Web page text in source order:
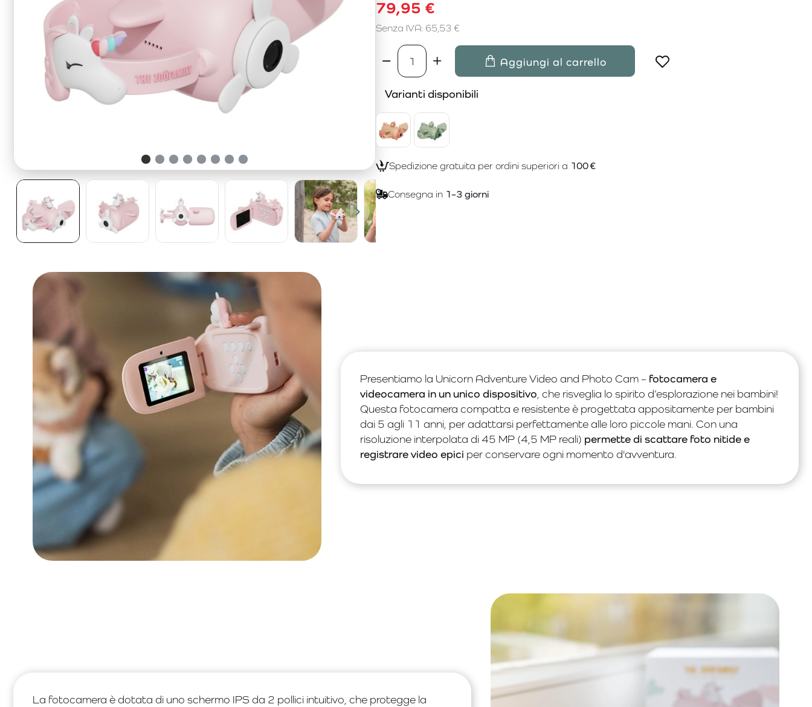
79,95 €
Senza IVA: 65,53 €
Aggiungi al carrello
Varianti disponibili
Spedizione gratuita per ordini superiori a 100 €
Consegna in 1–3 giorni
Presentiamo la Unicorn Adventure Video and Photo Cam – fotocamera e
videocamera in un unico dispositivo , che risveglia lo spirito d’esplorazione nei bambini!
Questa fotocamera compatta e resistente è progettata appositamente per bambini
dai 5 agli 11 anni, per adattarsi perfettamente alle loro piccole mani. Con una
risoluzione interpolata di 45 MP (4,5 MP reali) permette di scattare foto nitide e
registrare video epici per conservare ogni momento d'avventura.
La fotocamera è dotata di uno schermo IPS da 2 pollici intuitivo, che protegge la